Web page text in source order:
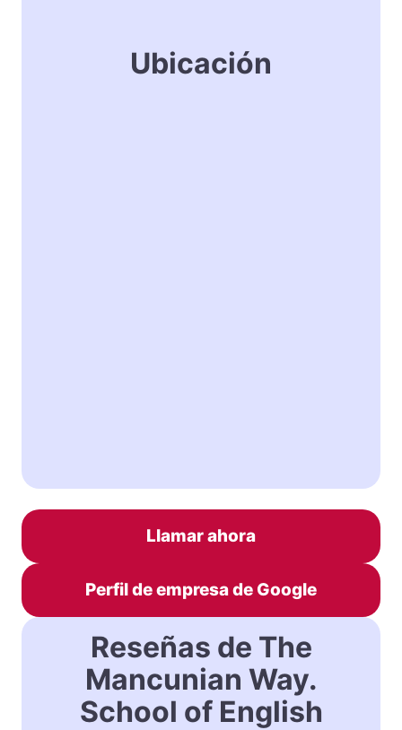
Ubicación
Llamar ahora
Perfil de empresa de Google
Reseñas de The
Mancunian Way.
School of English